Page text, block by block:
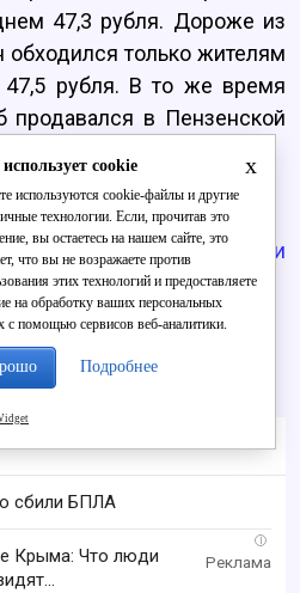
47,3 рубля. Дороже из
только жителям
47,5 рубля. В то же время
в Пензенской
чтов Кировской области
в ПФО.
сбили БПЛА
i
Крыма: Что люди
x
cookie
используются cookie-файлы и другие
технологии. Если, прочитав это
вы остаетесь на нашем сайте, это
что вы не возражаете против
этих технологий и предоставляете
на обработку ваших персональных
с помощью сервисов веб-аналитики.
Подробнее